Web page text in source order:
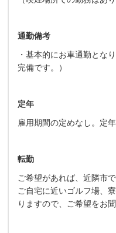
通勤備考
・基本的にお車通勤とな
完備です。）
定年
雇用期間の定めなし。定年
転勤
ご希望があれば、近隣市
ご自宅に近いゴルフ場、
りますので、ご希望をお